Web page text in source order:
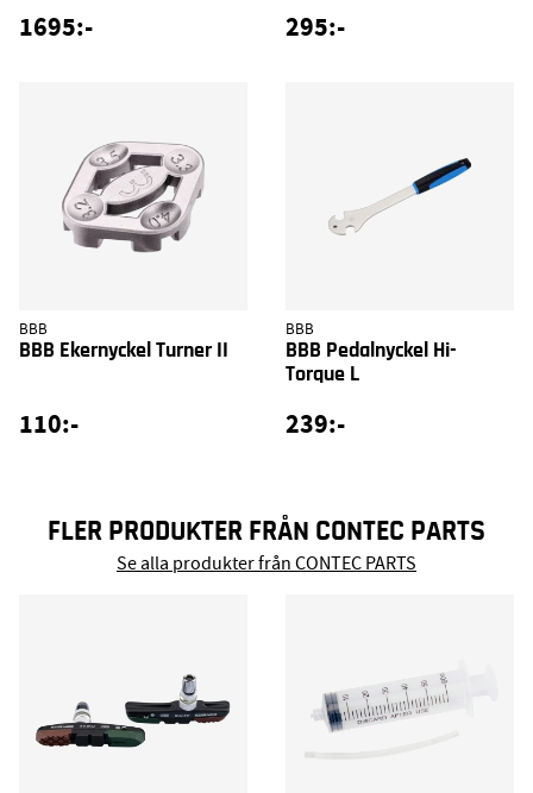
1695:- 295:-
BBB
BBB Ekernyckel Turner II
110:-
BBB
BBB Pedalnyckel Hi-
Torque L
239:-
FLER PRODUKTER FRÅN CONTEC PARTS
Se alla produkter från CONTEC PARTS